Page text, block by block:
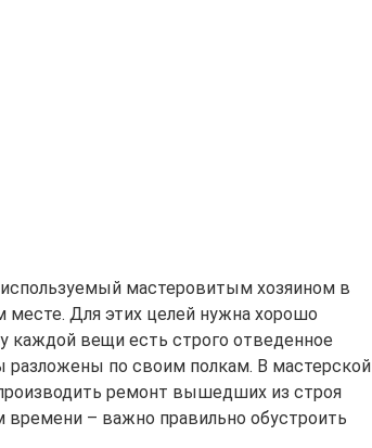
мастеровитым хозяином в
месте. Для этих целей нужна хорошо
каждой вещи есть строго отведенное
разложены по своим полкам. В мастерской
ремонт вышедших из строя
– важно правильно обустроить